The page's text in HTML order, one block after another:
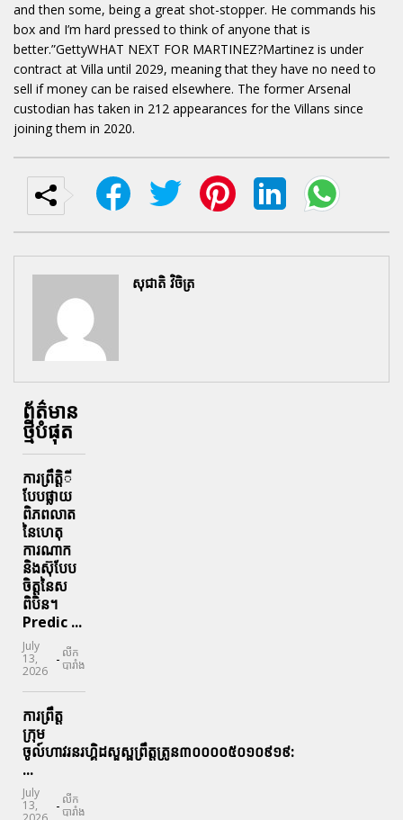
and then some, being a great shot-stopper. He commands his
box and I’m hard pressed to think of anyone that is
better.”GettyWHAT NEXT FOR MARTINEZ?Martinez is under
contract at Villa until 2029, meaning that they have no need to
sell if money can be raised elsewhere. The former Arsenal
custodian has taken in 212 appearances for the Villans since
joining them in 2020.
សុជាតិ វិចិត្រ
ព័ត៌មាន
ថ្មីបំផុត
ការព្រឹតិ្តី
បែបផ្លាយ
ពិភពលាត
នៃហេតុ
ការណាក
និងស៊ុបែប
ចិត្តនៃស
ពិបិន។
Predic ...
July
13,
2026
- លីក
បារាំង
ការព្រឹត្ត
ក្រុម
ចូល៍ហាវរនរហ្គិដសួស្ផព្រឹត្តត្រូន៣០០០០៥០១០៩១៩:
...
July
13,
- លីក
បារាំង